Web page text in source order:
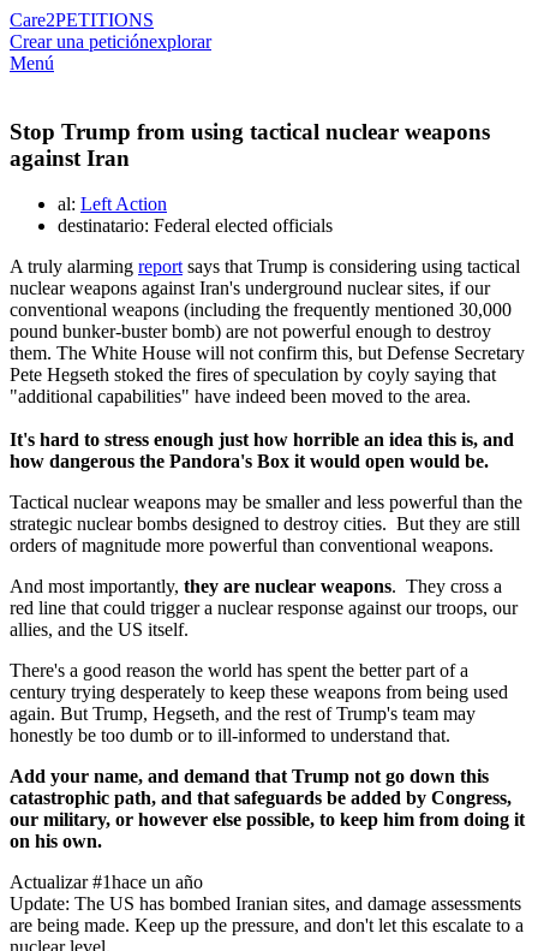
Care2PETITIONS
Crear una peticiónexplorar
Menú
Stop Trump from using tactical nuclear weapons
against Iran
al: Left Action
destinatario: Federal elected officials
A truly alarming reportsays that Trump is considering using tactical
nuclear weapons against Iran's underground nuclear sites, if our
conventional weapons (including the frequently mentioned 30,000
pound bunker-buster bomb) are not powerful enough to destroy
them. The White House will not confirm this, but Defense Secretary
Pete Hegseth stoked the fires of speculation by coyly saying that
"additional capabilities" have indeed been moved to the area.
It's hard to stress enough just how horrible an idea this is, and
how dangerous the Pandora's Box it would open would be.
Tactical nuclear weapons may be smaller and less powerful than the
strategic nuclear bombs designed to destroy cities. But they are still
orders of magnitude more powerful than conventional weapons.
And most importantly, they are nuclear weapons. They cross a
red line that could trigger a nuclear response against our troops, our
allies, and the US itself.
There's a good reason the world has spent the better part of a
century trying desperately to keep these weapons from being used
again. But Trump, Hegseth, and the rest of Trump's team may
honestly be too dumb or to ill-informed to understand that.
Add your name, and demand that Trump not go down this
catastrophic path, and that safeguards be added by Congress,
our military, or however else possible, to keep him from doing it
on his own.
Actualizar #1hace un año
Update: The US has bombed Iranian sites, and damage assessments
are being made. Keep up the pressure, and don't let this escalate to a